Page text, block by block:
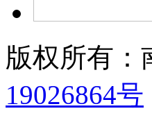
版权所有
19026864号